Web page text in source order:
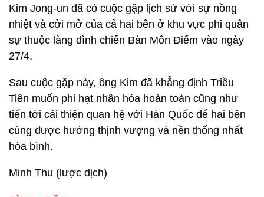
Kim Jong-un đã có cuộc gặp lịch sử với sự nồng
nhiệt và cởi mở của cả hai bên ở khu vực phi quân
sự thuộc làng đình chiến Bàn Môn Điếm vào ngày
27/4.
Sau cuộc gặp này, ông Kim đã khẳng định Triều
Tiên muốn phi hạt nhân hóa hoàn toàn cũng như
tiến tới cải thiện quan hệ với Hàn Quốc để hai bên
cùng được hưởng thịnh vượng và nền thống nhất
hòa bình.
Minh Thu (lược dịch)